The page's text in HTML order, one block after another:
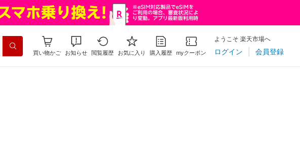
買い物かご お知らせ 閲覧履歴 お気に入り 購入履歴 myクーポン
ようこそ 楽天市場へ
ログイン 会員登録